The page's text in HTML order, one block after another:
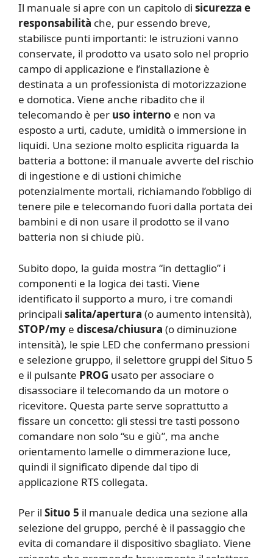
Il manuale si apre con un capitolo di sicurezza e
responsabilità che, pur essendo breve,
stabilisce punti importanti: le istruzioni vanno
conservate, il prodotto va usato solo nel proprio
campo di applicazione e l’installazione è
destinata a un professionista di motorizzazione
e domotica. Viene anche ribadito che il
telecomando è per uso interno e non va
esposto a urti, cadute, umidità o immersione in
liquidi. Una sezione molto esplicita riguarda la
batteria a bottone: il manuale avverte del rischio
di ingestione e di ustioni chimiche
potenzialmente mortali, richiamando l’obbligo di
tenere pile e telecomando fuori dalla portata dei
bambini e di non usare il prodotto se il vano
batteria non si chiude più.
Subito dopo, la guida mostra “in dettaglio” i
componenti e la logica dei tasti. Viene
identificato il supporto a muro, i tre comandi
principali salita/apertura (o aumento intensità),
STOP/my e discesa/chiusura (o diminuzione
intensità), le spie LED che confermano pressioni
e selezione gruppo, il selettore gruppi del Situo 5
e il pulsante PROG usato per associare o
disassociare il telecomando da un motore o
ricevitore. Questa parte serve soprattutto a
fissare un concetto: gli stessi tre tasti possono
comandare non solo “su e giù”, ma anche
orientamento lamelle o dimmerazione luce,
quindi il significato dipende dal tipo di
applicazione RTS collegata.
Per il Situo 5 il manuale dedica una sezione alla
selezione del gruppo, perché è il passaggio che
evita di comandare il dispositivo sbagliato. Viene